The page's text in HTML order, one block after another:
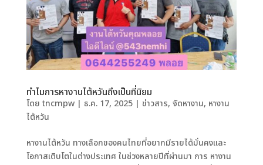
ทำไมการหางานไต้หวันถึงเป็นที่นิยม
โดย tncmpw| ธ.ค. 17, 2025| ข่าวสาร, จัดหางาน, หางาน
ไต้หวัน
หางานไต้หวัน ทางเลือกของคนไทยที่อยากมีรายได้มั่นคงและ
โอกาสเติบโตในต่างประเทศ ในช่วงหลายปีที่ผ่านมา การ หางาน